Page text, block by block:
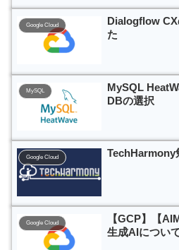
Google Cloud
Dialogflow CX
た
MySQL
MySQL
DBの選択
Google Cloud TechHarmony
Google Cloud
【GCP】【
生成AIについ